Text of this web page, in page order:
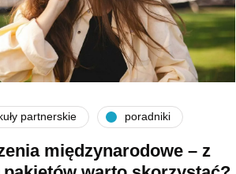
partnerskie poradniki
międzynarodowe – z